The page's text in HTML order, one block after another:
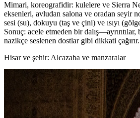
Mimari, koreografidir: kulelere ve Sierra
eksenleri, avludan salona ve oradan seyir
sesi (su), dokuyu (taş ve çini) ve ısıyı
Sonuç: acele etmeden bir dalış—ayrıntılar,
nazikçe seslenen dostlar gibi dikkati çağırır.
Hisar ve şehir: Alcazaba ve manzaralar